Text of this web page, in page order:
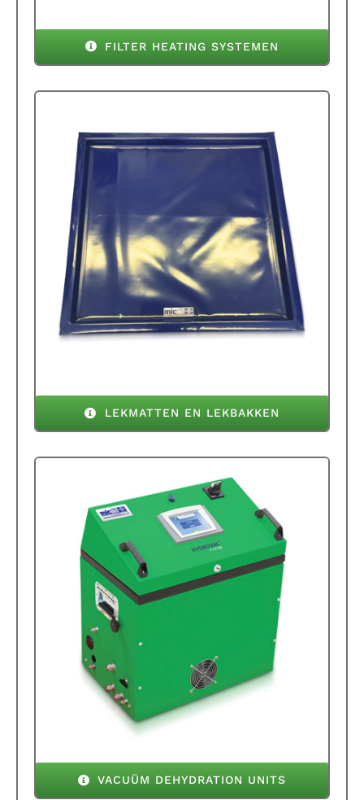
FILTER HEATING SYSTEMEN
LEKMATTEN EN LEKBAKKEN
VACUÜM DEHYDRATION UNITS